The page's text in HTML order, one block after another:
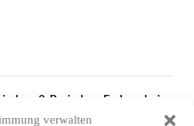
verwalten
2. Periode
Endergebnis